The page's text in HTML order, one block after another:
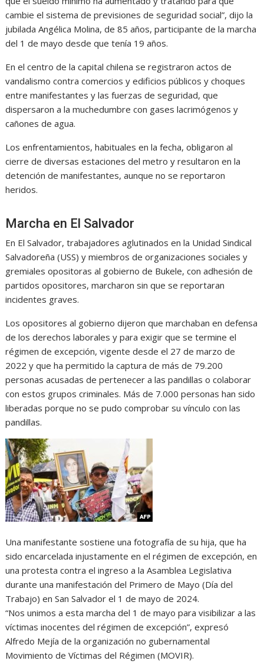
cambie el sistema de previsiones de seguridad social”, dijo la
jubilada Angélica Molina, de 85 años, participante de la marcha
del 1 de mayo desde que tenía 19 años.
En el centro de la capital chilena se registraron actos de
vandalismo contra comercios y edificios públicos y choques
entre manifestantes y las fuerzas de seguridad, que
dispersaron a la muchedumbre con gases lacrimógenos y
cañones de agua.
Los enfrentamientos, habituales en la fecha, obligaron al
cierre de diversas estaciones del metro y resultaron en la
detención de manifestantes, aunque no se reportaron
heridos.
Marcha en El Salvador
En El Salvador, trabajadores aglutinados en la Unidad Sindical
Salvadoreña (USS) y miembros de organizaciones sociales y
gremiales opositoras al gobierno de Bukele, con adhesión de
partidos opositores, marcharon sin que se reportaran
incidentes graves.
Los opositores al gobierno dijeron que marchaban en defensa
de los derechos laborales y para exigir que se termine el
régimen de excepción, vigente desde el 27 de marzo de
2022 y que ha permitido la captura de más de 79.200
personas acusadas de pertenecer a las pandillas o colaborar
con estos grupos criminales. Más de 7.000 personas han sido
liberadas porque no se pudo comprobar su vínculo con las
pandillas.
Una manifestante sostiene una fotografía de su hija, que ha
sido encarcelada injustamente en el régimen de excepción, en
una protesta contra el ingreso a la Asamblea Legislativa
durante una manifestación del Primero de Mayo (Día del
Trabajo) en San Salvador el 1 de mayo de 2024.
“Nos unimos a esta marcha del 1 de mayo para visibilizar a las
víctimas inocentes del régimen de excepción”, expresó
Alfredo Mejía de la organización no gubernamental
Movimiento de Víctimas del Régimen (MOVIR).